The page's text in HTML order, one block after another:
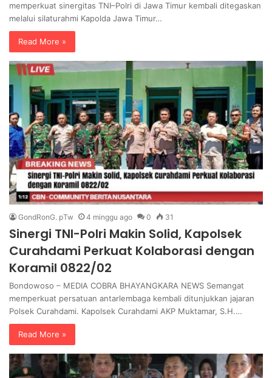
memperkuat sinergitas TNI–Polri di Jawa Timur kembali ditegaskan
melalui silaturahmi Kapolda Jawa Timur…
Read More »
GondRonG. pTw 4 minggu ago 0 31
Sinergi TNI-Polri Makin Solid, Kapolsek
Curahdami Perkuat Kolaborasi dengan
Koramil 0822/02
Bondowoso – MEDIA COBRA BHAYANGKARA NEWS Semangat
memperkuat persatuan antarlembaga kembali ditunjukkan jajaran
Polsek Curahdami. Kapolsek Curahdami AKP Muktamar, S.H.…
Read More »